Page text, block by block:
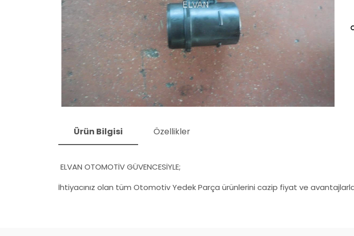
Ürün Bilgisi Özellikler
ELVAN OTOMOTİV GÜVENCESİYLE;
İhtiyacınız olan tüm Otomotiv Yedek Parça ürünlerini cazip fiyat ve